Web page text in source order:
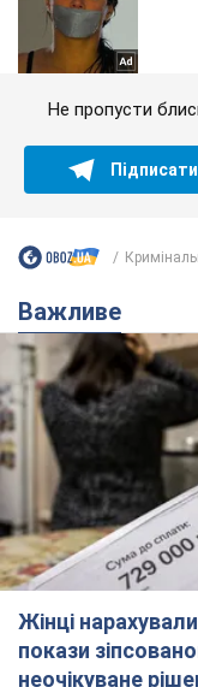
Не пропусти
Важливе
Жінці
покази
неочікуване